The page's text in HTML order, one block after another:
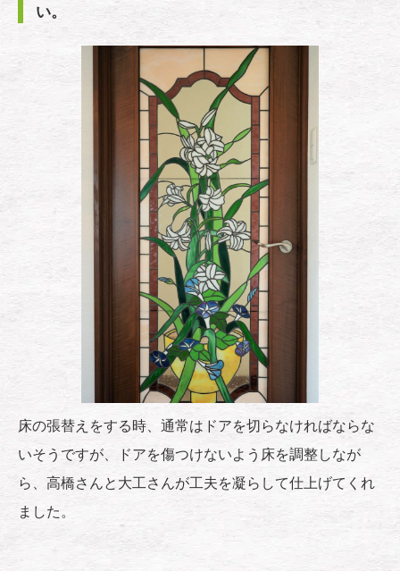
い。
床の張替えをする時、通常はドアを切らなければならな
いそうですが、ドアを傷つけないよう床を調整しなが
ら、高橋さんと大工さんが工夫を凝らして仕上げてくれ
ました。